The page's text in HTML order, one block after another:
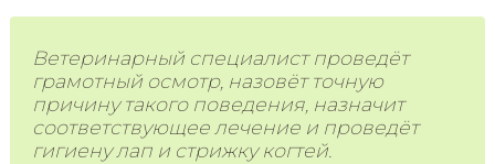
Ветеринарный специалист проведёт
грамотный осмотр, назовёт точную
причину такого поведения, назначит
соответствующее лечение и проведёт
гигиену лап и стрижку когтей.